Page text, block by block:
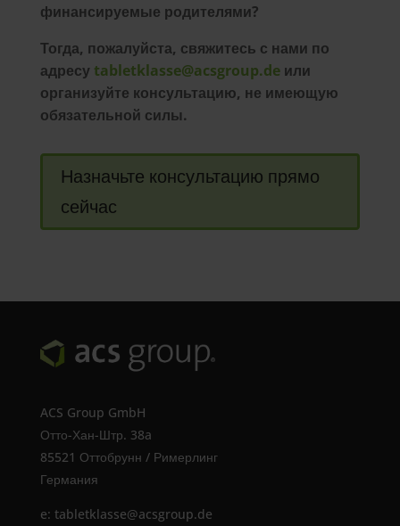
финансируемые родителями?
Тогда, пожалуйста, свяжитесь с нами по
адресуtabletklasse@acsgroup.deили
организуйте консультацию, не имеющую
обязательной силы.
Назначьте консультацию прямо
сейчас
ACS Group GmbH
Отто-Хан-Штр. 38a
85521 Оттобрунн / Римерлинг
Германия
e: tabletklasse@acsgroup.de